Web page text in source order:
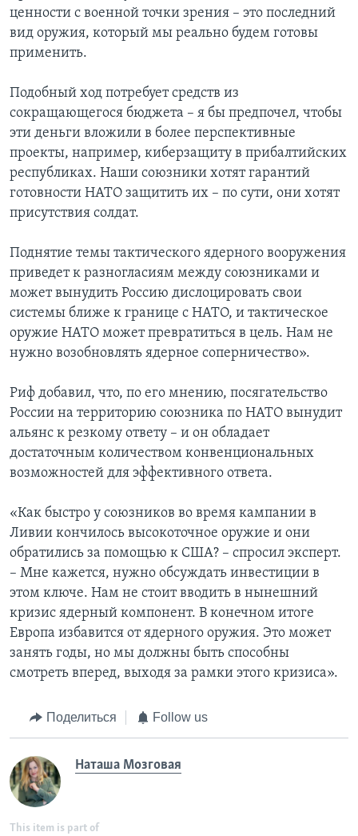
ценности с военной точки зрения – это последний
вид оружия, который мы реально будем готовы
применить.
Подобный ход потребует средств из
сокращающегося бюджета – я бы предпочел, чтобы
эти деньги вложили в более перспективные
проекты, например, киберзащиту в прибалтийских
республиках. Наши союзники хотят гарантий
готовности НАТО защитить их – по сути, они хотят
присутствия солдат.
Поднятие темы тактического ядерного вооружения
приведет к разногласиям между союзниками и
может вынудить Россию дислоцировать свои
системы ближе к границе с НАТО, и тактическое
оружие НАТО может превратиться в цель. Нам не
нужно возобновлять ядерное соперничество».
Риф добавил, что, по его мнению, посягательство
России на территорию союзника по НАТО вынудит
альянс к резкому ответу – и он обладает
достаточным количеством конвенциональных
возможностей для эффективного ответа.
«Как быстро у союзников во время кампании в
Ливии кончилось высокоточное оружие и они
обратились за помощью к США? – спросил эксперт.
– Мне кажется, нужно обсуждать инвестиции в
этом ключе. Нам не стоит вводить в нынешний
кризис ядерный компонент. В конечном итоге
Европа избавится от ядерного оружия. Это может
занять годы, но мы должны быть способны
смотреть вперед, выходя за рамки этого кризиса».
Поделиться Follow us
Наташа Мозговая
This item is part of